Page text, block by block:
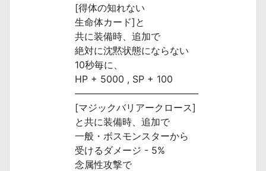
[得体の知れない
生命体カード]と
共に装備時、追加で
絶対に沈黙状態にならない
10秒毎に、
HP + 5000 , SP + 100
―――――――――――――
[マジックバリアークロース]
と共に装備時、追加で
一般・ボスモンスターから
受けるダメージ - 5%
念属性攻撃で